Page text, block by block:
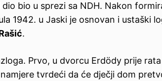
bio u sprezi sa NDH. Nakon
1942. u Jaski je osnovan i ustaški
.
Prvo, u dvorcu Erdödy prije
tvrdeći da će dječji dom